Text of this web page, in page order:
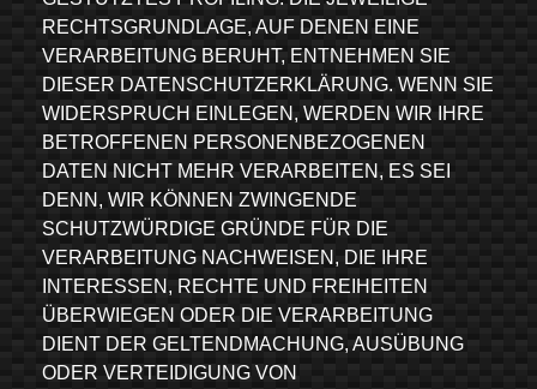
RECHTSGRUNDLAGE, AUF DENEN EINE
VERARBEITUNG BERUHT, ENTNEHMEN SIE
DIESER DATENSCHUTZERKLÄRUNG. WENN SIE
WIDERSPRUCH EINLEGEN, WERDEN WIR IHRE
BETROFFENEN PERSONENBEZOGENEN
DATEN NICHT MEHR VERARBEITEN, ES SEI
DENN, WIR KÖNNEN ZWINGENDE
SCHUTZWÜRDIGE GRÜNDE FÜR DIE
VERARBEITUNG NACHWEISEN, DIE IHRE
INTERESSEN, RECHTE UND FREIHEITEN
ÜBERWIEGEN ODER DIE VERARBEITUNG
DIENT DER GELTENDMACHUNG, AUSÜBUNG
ODER VERTEIDIGUNG VON